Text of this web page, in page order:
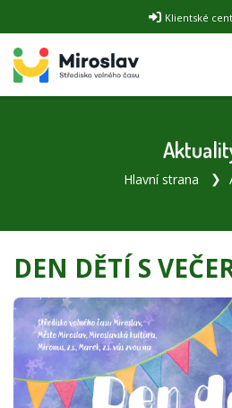
Klientské
Hlavní strana
DEN DĚTÍ S